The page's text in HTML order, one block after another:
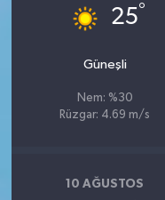
25°
Güneşli
Nem: %30
Rüzgar: 4.69 m/s
10 AĞUSTOS